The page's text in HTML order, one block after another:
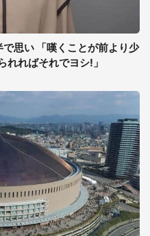
思い 「嘆くことが前より少
れればそれでヨシ!」